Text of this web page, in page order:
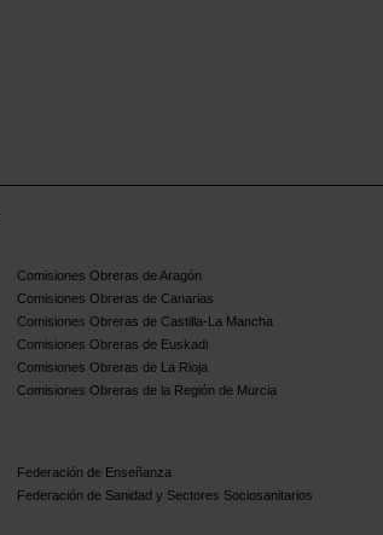
Comisiones Obreras de Aragón
Comisiones Obreras de Canarias
Comisiones Obreras de Castilla-La Mancha
Comisiones Obreras de Euskadi
Comisiones Obreras de La Rioja
Comisiones Obreras de la Región de Murcia
Federación de Enseñanza
Federación de Sanidad y Sectores Sociosanitarios